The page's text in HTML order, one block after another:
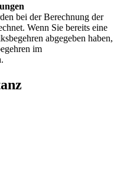
bei der Berechnung der
Wenn Sie bereits eine
abgegeben haben,
im